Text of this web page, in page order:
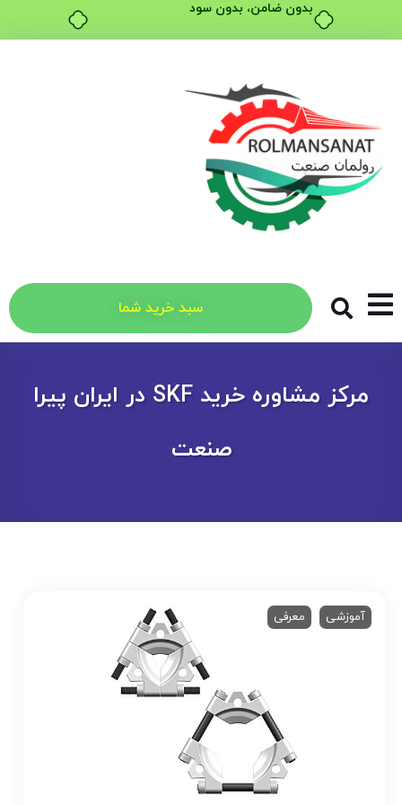
بدون ضامن، بدون سود
سبد خرید شما
مرکز مشاوره خرید SKF در ایران پیرا
صنعت
آموزشی معرفی